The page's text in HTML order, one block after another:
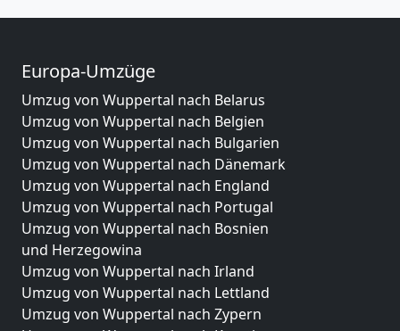
Europa-Umzüge
Umzug von Wuppertal nach Belarus
Umzug von Wuppertal nach Belgien
Umzug von Wuppertal nach Bulgarien
Umzug von Wuppertal nach Dänemark
Umzug von Wuppertal nach England
Umzug von Wuppertal nach Portugal
Umzug von Wuppertal nach Bosnien
und Herzegowina
Umzug von Wuppertal nach Irland
Umzug von Wuppertal nach Lettland
Umzug von Wuppertal nach Zypern